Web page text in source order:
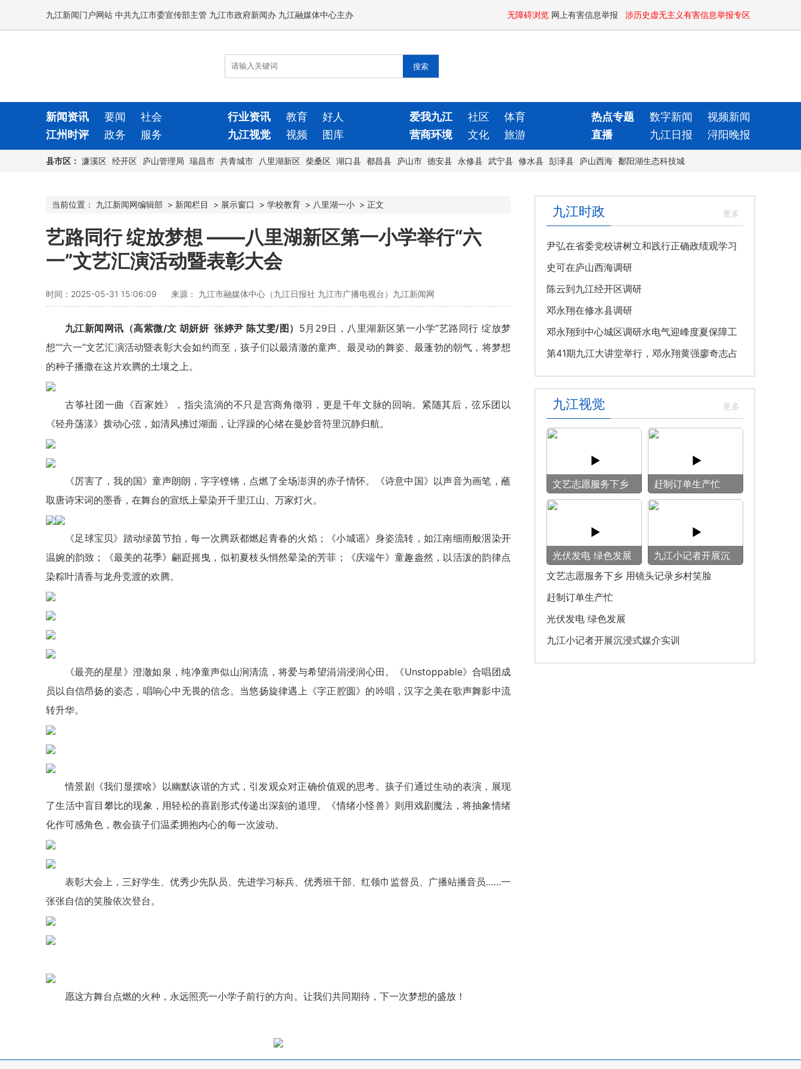
九江新闻门户网站 中共九江市委宣传部主管 九江市政府新闻办 九江融媒体中心主办 无障碍浏览 网上有害信息举报 涉历史虚无主义有害信息举报专区
新闻资讯 要闻 社会 行业资讯 教育 好人 爱我九江 社区 体育 热点专题 数字新闻
视频新闻
江州时评
政务 服务 九江视觉 视频 图库 营商环境 文化 旅游 直播 九江日报 浔阳晚报
县市区： 濂溪区 经开区 庐山管理局 瑞昌市 共青城市 八里湖新区 柴桑区 湖口县 都昌县 庐山市 德安县 永修县 武宁县 修水县 彭泽县 庐山西海 鄱阳湖生态科技城
当前位置： 九江新闻网编辑部 > 新闻栏目 > 展示窗口 > 学校教育 > 八里湖一小 > 正文
艺路同行 绽放梦想 ——八里湖新区第一小学举行“六
一”文艺汇演活动暨表彰大会
时间：2025-05-31 15:06:09 来源： 九江市融媒体中心（九江日报社 九江市广播电视台）九江新闻网
九江新闻网讯（高紫微/文 胡妍妍 张婷尹 陈艾雯/图） 5月29日，八里湖新区第一小学“艺路同行 绽放梦
想”“六一”文艺汇演活动暨表彰大会如约而至，孩子们以最清澈的童声、最灵动的舞姿、最蓬勃的朝气，将梦想
的种子播撒在这片欢腾的土壤之上。
古筝社团一曲《百家姓》，指尖流淌的不只是宫商角徵羽，更是千年文脉的回响。紧随其后，弦乐团以
《轻舟荡漾》拨动心弦，如清风拂过湖面，让浮躁的心绪在曼妙音符里沉静归航。
《厉害了，我的国》童声朗朗，字字铿锵，点燃了全场澎湃的赤子情怀。《诗意中国》以声音为画笔，蘸
取唐诗宋词的墨香，在舞台的宣纸上晕染开千里江山、万家灯火。
《足球宝贝》踏动绿茵节拍，每一次腾跃都燃起青春的火焰；《小城谣》身姿流转，如江南细雨般洇染开
温婉的韵致；《最美的花季》翩跹摇曳，似初夏枝头悄然晕染的芳菲；《庆端午》童趣盎然，以活泼的韵律点
染粽叶清香与龙舟竞渡的欢腾。
《最亮的星星》澄澈如泉，纯净童声似山涧清流，将爱与希望涓涓浸润心田。《Unstoppable》合唱团成
员以自信昂扬的姿态，唱响心中无畏的信念。当悠扬旋律遇上《字正腔圆》的吟唱，汉字之美在歌声舞影中流
转升华。
情景剧《我们显摆啥》以幽默诙谐的方式，引发观众对正确价值观的思考。孩子们通过生动的表演，展现
了生活中盲目攀比的现象，用轻松的喜剧形式传递出深刻的道理。《情绪小怪兽》则用戏剧魔法，将抽象情绪
化作可感角色，教会孩子们温柔拥抱内心的每一次波动。
表彰大会上，三好学生、优秀少先队员、先进学习标兵、优秀班干部、红领巾监督员、广播站播音员……一
张张自信的笑脸依次登台。
愿这方舞台点燃的火种，永远照亮一小学子前行的方向。让我们共同期待，下一次梦想的盛放！
九江时政
尹弘在省委党校讲树立和践行正确政绩观学习
教育专题党课
史可在庐山西海调研
陈云到九江经开区调研
邓永翔在修水县调研
邓永翔到中心城区调研水电气迎峰度夏保障工
作
第41期九江大讲堂举行，邓永翔黄强廖奇志占
勇出席
九江视觉
文艺志愿服务下乡
用镜头记录乡村笑
赶制订单生产忙
光伏发电 绿色发展
九江小记者开展沉
浸式媒介实训
文艺志愿服务下乡 用镜头记录乡村笑脸
赶制订单生产忙
光伏发电 绿色发展
九江小记者开展沉浸式媒介实训